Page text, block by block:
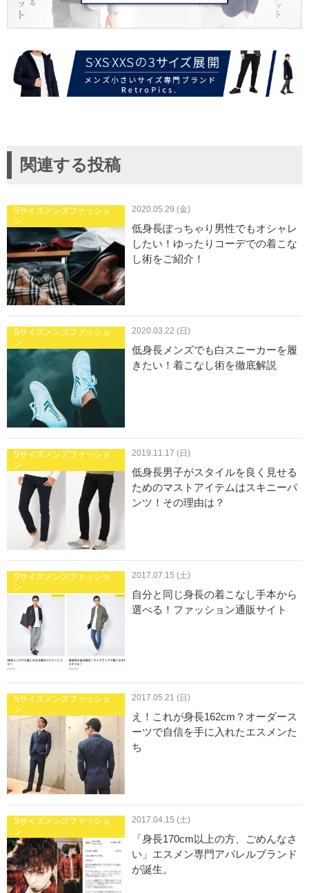
関連する投稿
Sサイズメンズファッショ
ン
2020.05.29 (金)
低身長ぽっちゃり男性でもオシャレ
したい！ゆったりコーデでの着こな
し術をご紹介！
Sサイズメンズファッショ
ン
2020.03.22 (日)
低身長メンズでも白スニーカーを履
きたい！着こなし術を徹底解説
Sサイズメンズファッショ
ン
2019.11.17 (日)
低身長男子がスタイルを良く見せる
ためのマストアイテムはスキニーパ
ンツ！その理由は？
Sサイズメンズファッショ
ン
2017.07.15 (土)
自分と同じ身長の着こなし手本から
選べる！ファッション通販サイト
Sサイズメンズファッショ
ン
2017.05.21 (日)
え！これが身長162cm？オーダース
ーツで自信を手に入れたエスメンた
ち
Sサイズメンズファッショ
ン
2017.04.15 (土)
「身長170cm以上の方、ごめんなさ
い」エスメン専門アパレルブランド
が誕生。